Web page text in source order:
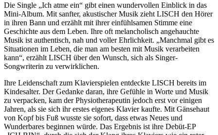
Die Single „Ich atme ein“ gibt einen wundervollen Einblick in das
Mini-Album. Mit sanfter, akustischer Musik zieht LISCH den Hörer
in ihren Bann und erzählt mit ihrer einfühlsamen Stimme eine
Geschichte aus dem Leben. Ihre oft melancholisch angehauchte
Musik ist authentisch, nah und voller Ehrlichkeit. „Manchmal gibt es
Situationen im Leben, die man am besten mit Musik verarbeiten
kann“, erzählt LISCH über den Wunsch, sich als Singer-
Songwriterin zu verwirklichen.
Ihre Leidenschaft zum Klavierspielen entdeckte LISCH bereits im
Kindesalter. Der Gedanke daran, ihre Gefühle in Worte und Musik
zu verpacken, kam der Physiotherapeutin jedoch erst vor einigen
Jahren, als sie sich ihr erstes eigenes Klavier kaufte. Mit Gänsehaut
von Kopf bis Fuß wusste sie sofort, dass etwas Neues und
Wunderbares beginnen würde. Das Ergebnis ist ihre Debüt-EP